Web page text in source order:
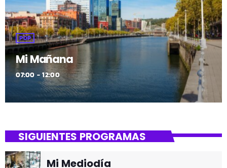
POP
Mi Mañana
07:00 - 12:00
SIGUIENTES PROGRAMAS
Mi Mediodía